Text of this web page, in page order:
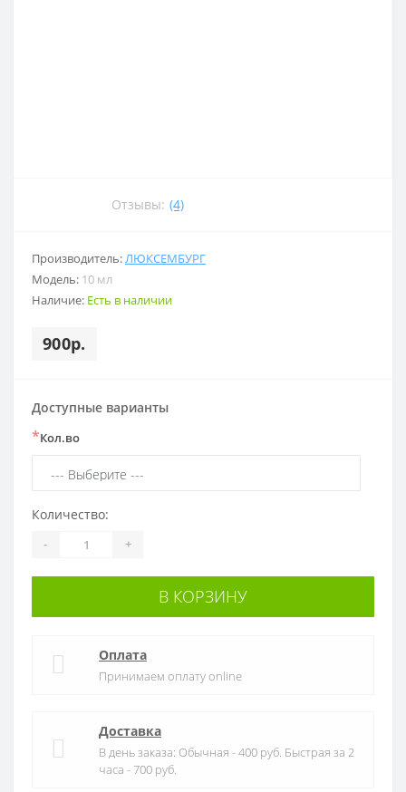
Отзывы: (4)
Производитель:ЛЮКСЕМБУРГ
Модель: 10 мл
Наличие: Есть в наличии
900р.
Доступные варианты
*Кол.во
Количество:
- +
В КОРЗИНУ
Оплата
Принимаем оплату online
Доставка
В день заказа: Обычная - 400 руб. Быстрая за 2
часа - 700 руб.